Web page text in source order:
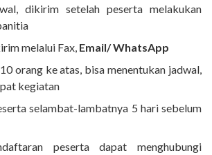
dikirim setelah peserta melakukan
melalui Fax, Email/ WhatsApp
orang ke atas, bisa menentukan jadwal,
kegiatan
selambat-lambatnya 5 hari sebelum
peserta dapat menghubungi